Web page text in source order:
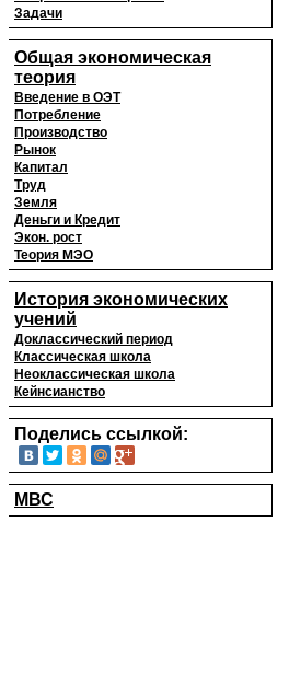
Задачи
Общая экономическая
теория
Введение в ОЭТ
Потребление
Производство
Рынок
Капитал
Труд
Земля
Деньги и Кредит
Экон. рост
Теория МЭО
История экономических
учений
Доклассический период
Классическая школа
Неоклассическая школа
Кейнсианство
Поделись ссылкой:
МВС